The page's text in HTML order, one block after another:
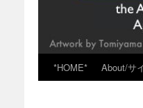
*HOME* About/サ